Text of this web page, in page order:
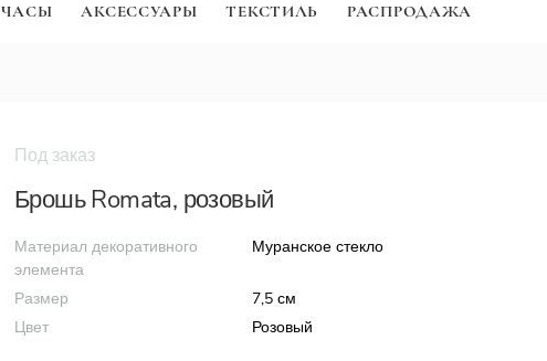
ЧАСЫ АКСЕССУАРЫ ТЕКСТИЛЬ РАСПРОДАЖА
Под заказ
Брошь Romata, розовый
Материал декоративного
элемента
Муранское стекло
Размер
7,5 см
Цвет
Розовый